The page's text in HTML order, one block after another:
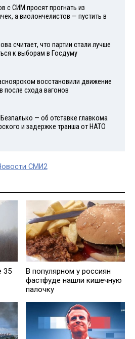
с СИМ просят прогнать из
а виолончелистов — пустить в
считает, что партии стали лучше
к выборам в Госдуму
восстановили движение
после схода вагонов
— об отставке главкома
и задержке транша от НАТО
СМИ2
35
В популярном у россиян
фастфуде нашли кишечную
палочку